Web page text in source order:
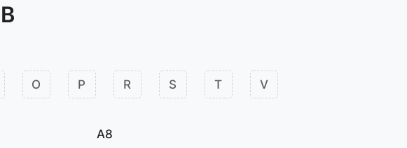
O P R S T V
A8